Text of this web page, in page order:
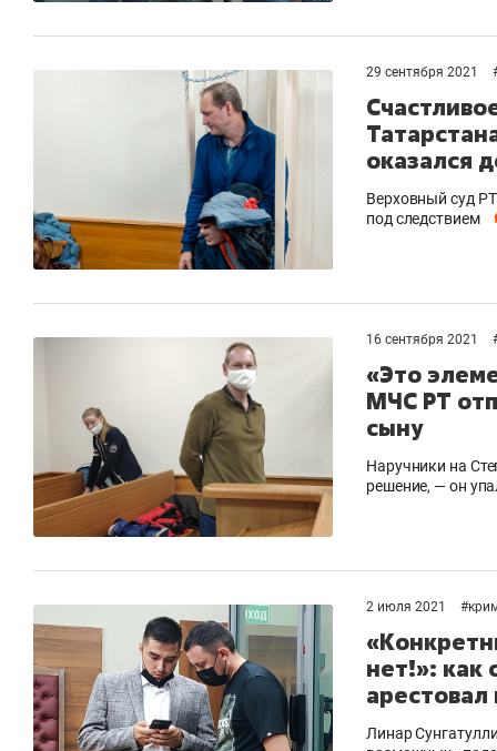
29 сентября 2021
оказался
Верховный суд
под следствием
16 сентября 2021
«Это
МЧС РТ
сыну
Наручники на
решение, — он
2 июля 2021 #
нет!»: как
Линар